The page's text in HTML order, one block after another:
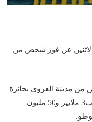
الاثنين عن فوز شخص من
مدينة العروي بجائزة
هي الاولى في تاريخ الشركة والمقدرة ب3 ملايير و50 مليون